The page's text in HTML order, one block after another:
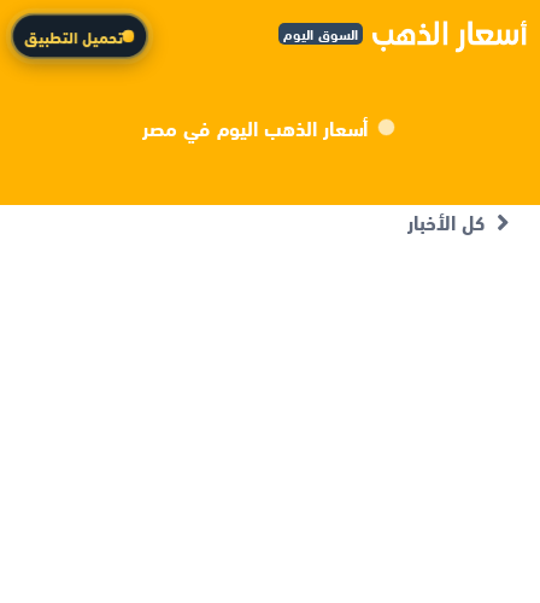
السوق اليوم تحميل التطبيق
أسعار الذهب اليوم في مصر
كل الأخبار